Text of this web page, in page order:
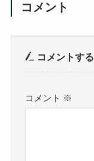
コメント
コメントする
コメント ※